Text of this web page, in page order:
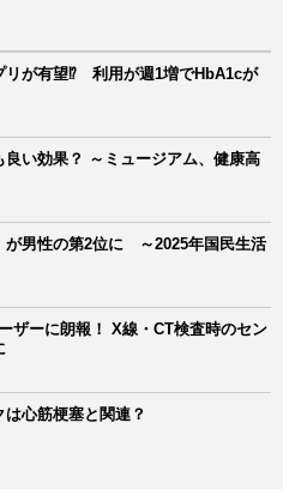
リが有望⁉ 利用が週1増でHbA1cが
良い効果？ ～ミュージアム、健康高
が男性の第2位に ～2025年国民生活
ザーに朗報！ X線・CT検査時のセン
心筋梗塞と関連？